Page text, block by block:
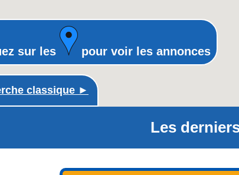
classique ►
sur les pour voir les annonces
Les